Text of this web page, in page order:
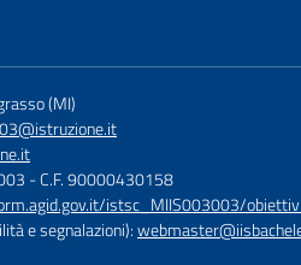
(MI)
- C.F. 90000430158
istsc_MIIS003003/
e segnalazioni):